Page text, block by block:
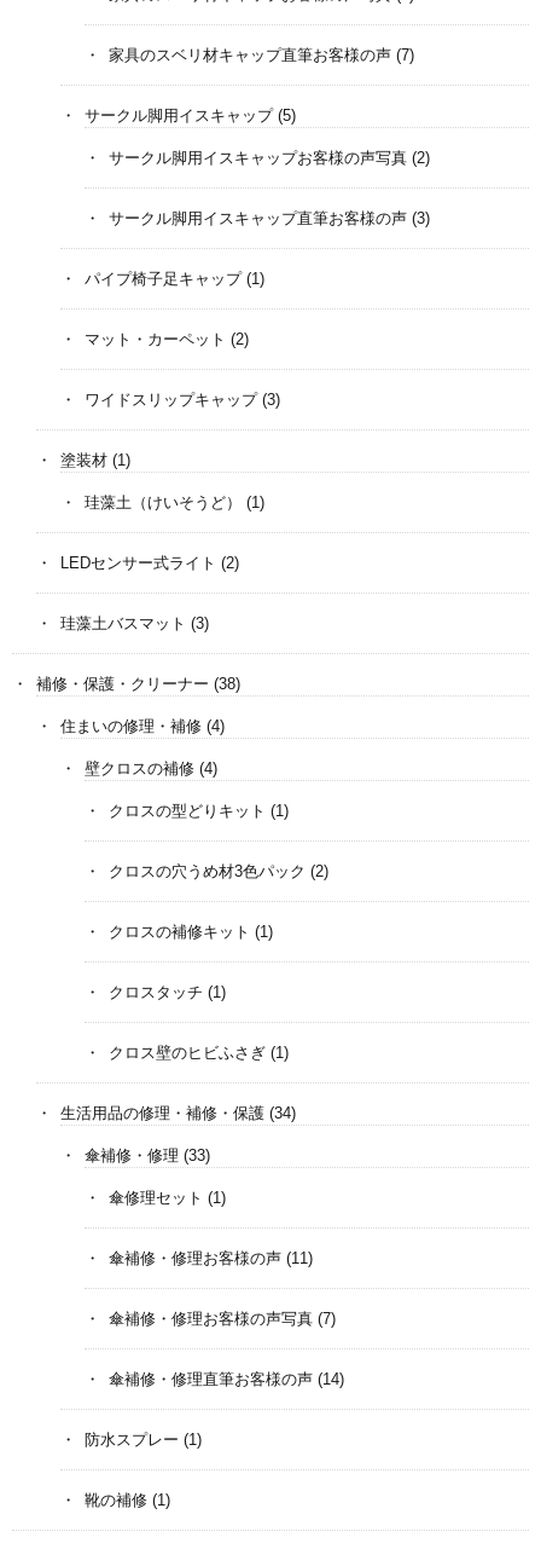
家具のスベリ材キャップ直筆お客様の声 (7)
サークル脚用イスキャップ(5)
サークル脚用イスキャップお客様の声写真 (2)
サークル脚用イスキャップ直筆お客様の声 (3)
パイプ椅子足キャップ(1)
マット・カーペット (2)
ワイドスリップキャップ(3)
塗装材 (1)
珪藻土（けいそうど） (1)
LEDセンサー式ライト (2)
珪藻土バスマット (3)
補修・保護・クリーナー (38)
住まいの修理・補修 (4)
壁クロスの補修 (4)
クロスの型どりキット (1)
クロスの穴うめ材3色パック (2)
クロスの補修キット (1)
クロスタッチ (1)
クロス壁のヒビふさぎ (1)
生活用品の修理・補修・保護 (34)
傘補修・修理 (33)
傘修理セット (1)
傘補修・修理お客様の声 (11)
傘補修・修理お客様の声写真 (7)
傘補修・修理直筆お客様の声 (14)
防水スプレー (1)
靴の補修 (1)